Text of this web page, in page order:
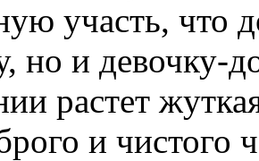
участь, что
но и девочку-
растет
и чистого